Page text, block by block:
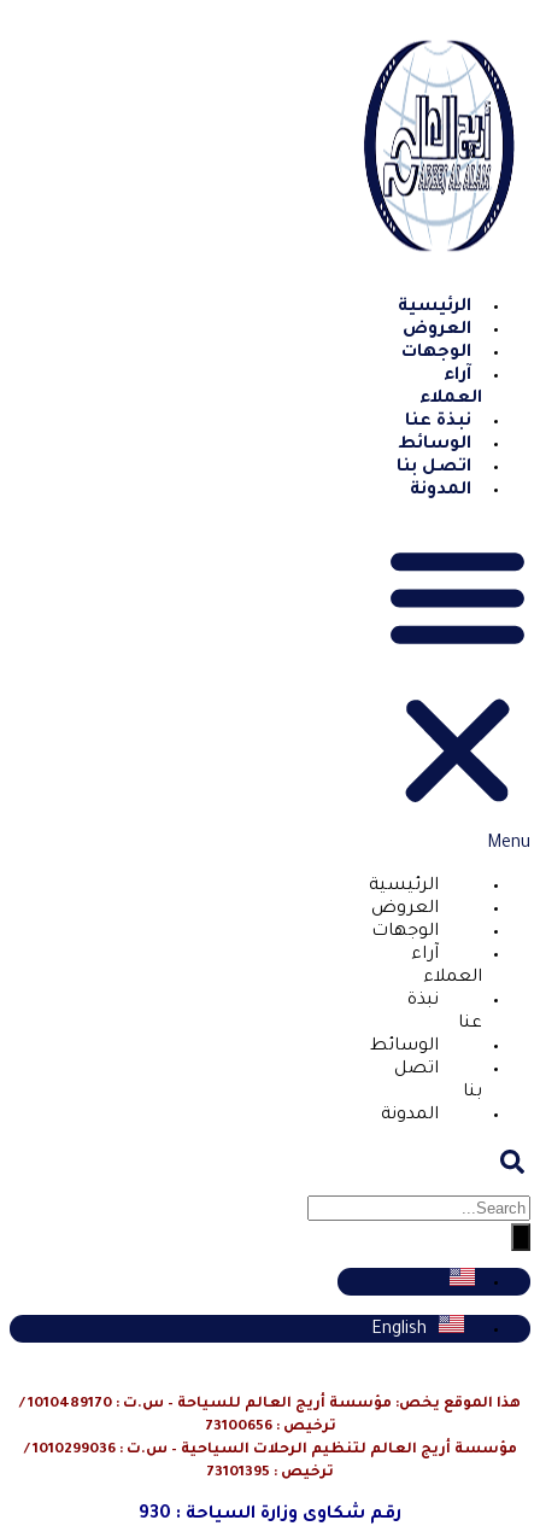
content
الرئيسية
العروض
الوجهات
آراء
العملاء
نبذة عنا
الوسائط
اتصل بنا
المدونة
Menu
الرئيسية
العروض
الوجهات
آراء
العملاء
نبذة
عنا
الوسائط
اتصل
بنا
المدونة
English
هذا الموقع يخص: مؤسسة أريج العالم للسياحة – س.ت : 1010489170 /
ترخيص : 73100656
مؤسسة أريج العالم لتنظيم الرحلات السياحية – س.ت : 1010299036 /
ترخيص : 73101395
رقم شكاوى وزارة السياحة : 930